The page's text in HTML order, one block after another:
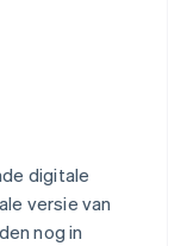
digitale
versie van
nog in